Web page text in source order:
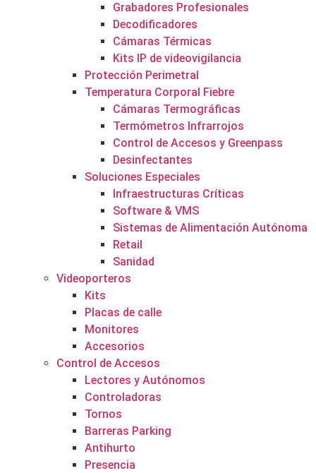
Grabadores Profesionales
Decodificadores
Cámaras Térmicas
Kits IP de videovigilancia
Protección Perimetral
Temperatura Corporal Fiebre
Cámaras Termográficas
Termómetros Infrarrojos
Control de Accesos y Greenpass
Desinfectantes
Soluciones Especiales
Infraestructuras Críticas
Software & VMS
Sistemas de Alimentación Autónoma
Retail
Sanidad
Videoporteros
Kits
Placas de calle
Monitores
Accesorios
Control de Accesos
Lectores y Autónomos
Controladoras
Tornos
Barreras Parking
Antihurto
Presencia